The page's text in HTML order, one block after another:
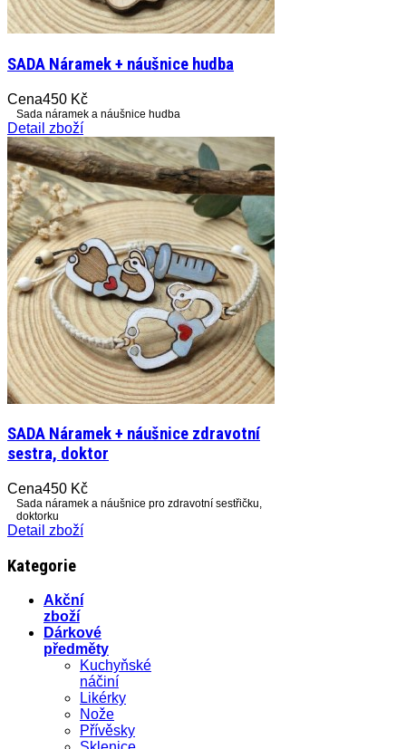
SADA Náramek + náušnice hudba
Cena450 Kč
Sada náramek a náušnice hudba
Detail zboží
SADA Náramek + náušnice zdravotní
sestra, doktor
Cena450 Kč
Sada náramek a náušnice pro zdravotní sestřičku,
doktorku
Detail zboží
Kategorie
Akční
zboží
Dárkové
předměty
Kuchyňské
náčiní
Likérky
Nože
Přívěsky